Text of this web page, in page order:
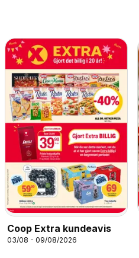
Coop Extra kundeavis
03/08 - 09/08/2026